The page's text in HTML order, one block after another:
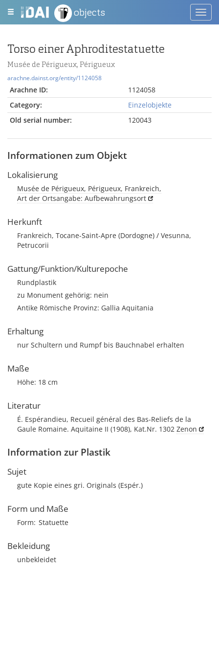
objects
Torso einer Aphroditestatuette
Musée de Périgueux, Périgueux
arachne.dainst.org/entity/1124058
Arachne ID:
1124058
Category:
Einzelobjekte
Old serial number:
120043
Informationen zum Objekt
Lokalisierung
Musée de Périgueux, Périgueux, Frankreich,
Art der Ortsangabe: Aufbewahrungsort
Herkunft
Frankreich, Tocane-Saint-Apre (Dordogne) / Vesunna,
Petrucorii
Gattung/Funktion/Kulturepoche
Rundplastik
zu Monument gehörig: nein
Antike Römische Provinz: Gallia Aquitania
Erhaltung
nur Schultern und Rumpf bis Bauchnabel erhalten
Maße
Höhe: 18 cm
Literatur
É. Espérandieu, Recueil général des Bas-Reliefs de la
Gaule Romaine. Aquitaine II (1908), Kat.Nr. 1302 Zenon
Information zur Plastik
Sujet
gute Kopie eines gri. Originals (Espér.)
Form und Maße
Form Statuette
Bekleidung
unbekleidet